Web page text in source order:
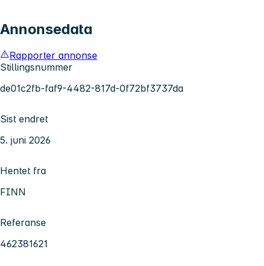
Annonsedata
Rapporter annonse
Stillingsnummer
de01c2fb-faf9-4482-817d-0f72bf3737da
Sist endret
5. juni 2026
Hentet fra
FINN
Referanse
462381621